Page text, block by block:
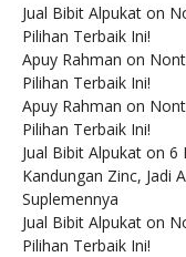
Jual Bibit Alpukat on
Pilihan Terbaik Ini!
Apuy Rahman on
Pilihan Terbaik Ini!
Apuy Rahman on
Pilihan Terbaik Ini!
Jual Bibit Alpukat on 6
Kandungan Zinc, Jadi
Suplemennya
Jual Bibit Alpukat on
Pilihan Terbaik Ini!